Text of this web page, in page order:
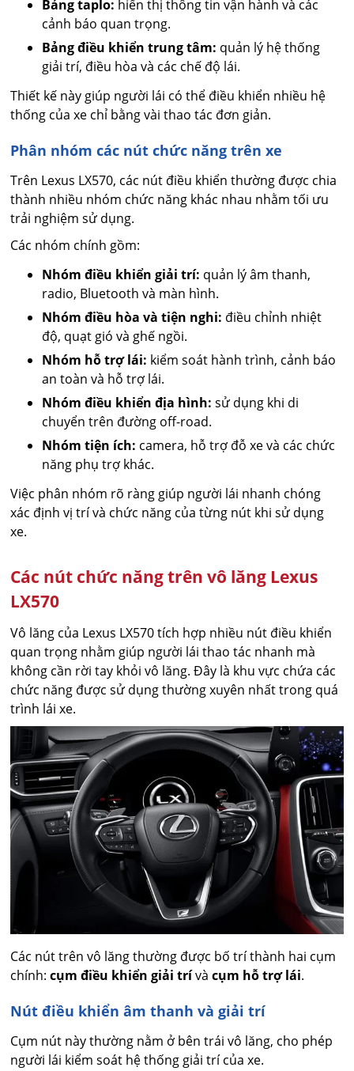
Bảng taplo: hiển thị thông tin vận hành và các
cảnh báo quan trọng.
Bảng điều khiển trung tâm: quản lý hệ thống
giải trí, điều hòa và các chế độ lái.
Thiết kế này giúp người lái có thể điều khiển nhiều hệ
thống của xe chỉ bằng vài thao tác đơn giản.
Phân nhóm các nút chức năng trên xe
Trên Lexus LX570, các nút điều khiển thường được chia
thành nhiều nhóm chức năng khác nhau nhằm tối ưu
trải nghiệm sử dụng.
Các nhóm chính gồm:
Nhóm điều khiển giải trí: quản lý âm thanh,
radio, Bluetooth và màn hình.
Nhóm điều hòa và tiện nghi: điều chỉnh nhiệt
độ, quạt gió và ghế ngồi.
Nhóm hỗ trợ lái: kiểm soát hành trình, cảnh báo
an toàn và hỗ trợ lái.
Nhóm điều khiển địa hình: sử dụng khi di
chuyển trên đường off-road.
Nhóm tiện ích: camera, hỗ trợ đỗ xe và các chức
năng phụ trợ khác.
Việc phân nhóm rõ ràng giúp người lái nhanh chóng
xác định vị trí và chức năng của từng nút khi sử dụng
xe.
Các nút chức năng trên vô lăng Lexus
LX570
Vô lăng của Lexus LX570 tích hợp nhiều nút điều khiển
quan trọng nhằm giúp người lái thao tác nhanh mà
không cần rời tay khỏi vô lăng. Đây là khu vực chứa các
chức năng được sử dụng thường xuyên nhất trong quá
trình lái xe.
Các nút trên vô lăng thường được bố trí thành hai cụm
chính:cụm điều khiển giải trívàcụm hỗ trợ lái.
Nút điều khiển âm thanh và giải trí
Cụm nút này thường nằm ở bên trái vô lăng, cho phép
người lái kiểm soát hệ thống giải trí của xe.